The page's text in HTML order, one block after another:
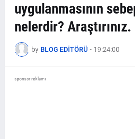
uygulanmasının
nelerdir? Araştırınız.
by BLOG EDİTÖRÜ - 19:24:00
sponsor reklamı